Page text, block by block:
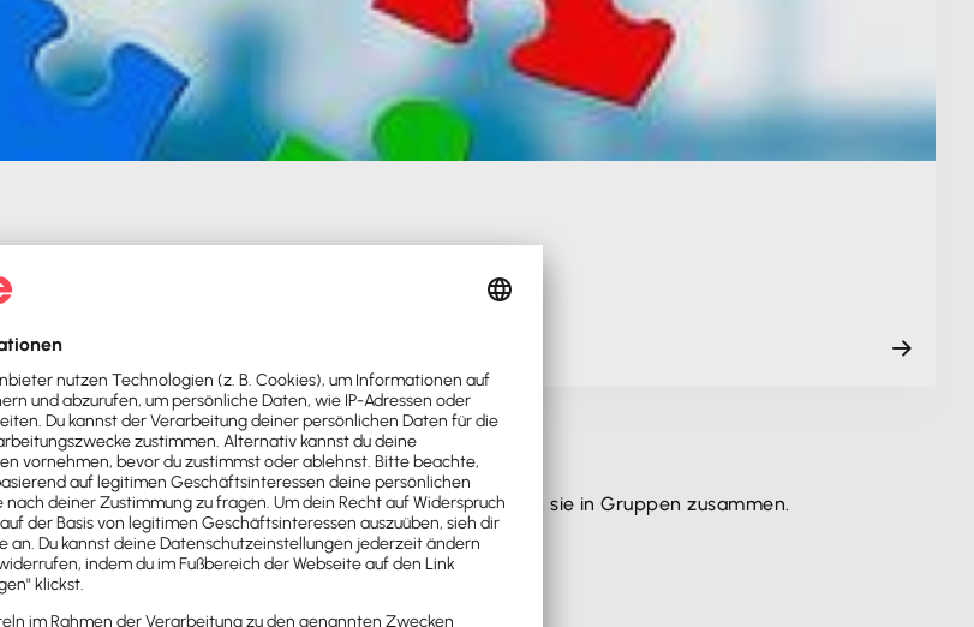
Markt- & Kundensegmentierung zu langfristigem Erfolg.
Hintergrund. Sie erklären, wie Menschen ticken und fassen sie in Gruppen zusammen.
Menschen: